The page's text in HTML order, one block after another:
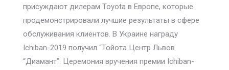
присуждают дилерам Toyota в Европе, которые
продемонстрировали лучшие результаты в сфере
обслуживания клиентов. В Украине награду
Ichiban-2019 получил “Тойота Центр Львов
“Диамант”. Церемония вручения премии Ichiban-